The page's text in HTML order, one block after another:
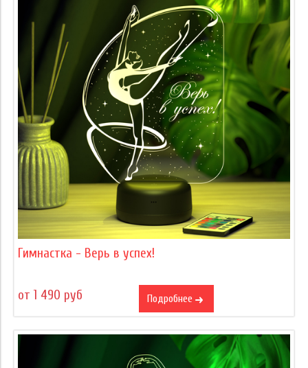
Гимнастка - Верь в успех!
от 1 490 руб Подробнее